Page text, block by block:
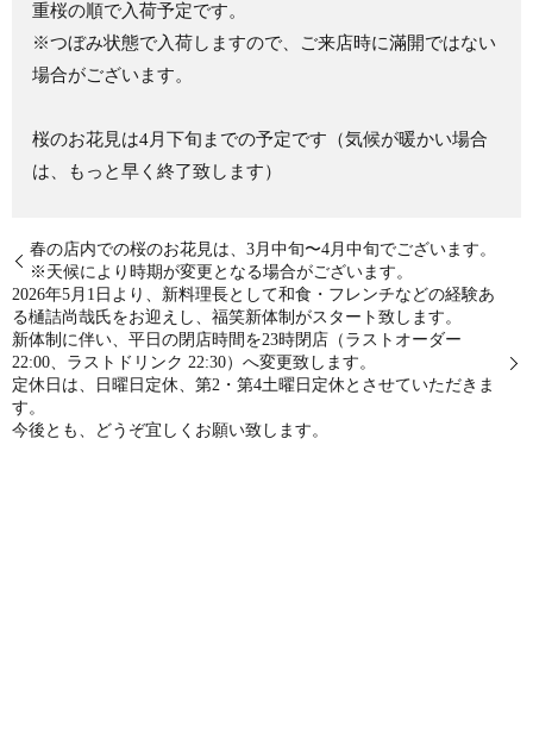
重桜の順で入荷予定です。
※つぼみ状態で入荷しますので、ご来店時に滿開ではない
場合がございます。
桜のお花見は4月下旬までの予定です（気候が暖かい場合
は、もっと早く終了致します）
春の店内での桜のお花見は、3月中旬〜4月中旬でございます。
※天候により時期が変更となる場合がございます。
2026年5月1日より、新料理長として和食・フレンチなどの経験あ
る樋詰尚哉氏をお迎えし、福笑新体制がスタート致します。
新体制に伴い、平日の閉店時間を23時閉店（ラストオーダー
22:00、ラストドリンク 22:30）へ変更致します。
定休日は、日曜日定休、第2・第4土曜日定休とさせていただきま
す。
今後とも、どうぞ宜しくお願い致します。